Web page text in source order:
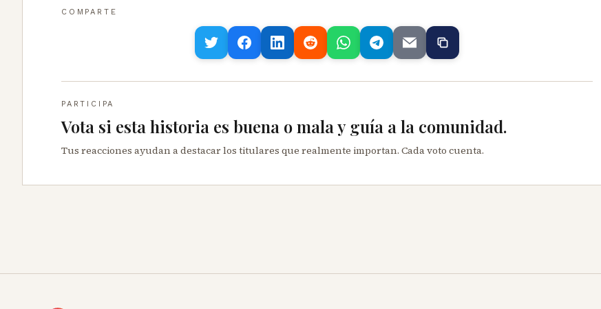
COMPARTE
PARTICIPA
Vota si esta historia es buena o mala y guía a la comunidad.
Tus reacciones ayudan a destacar los titulares que realmente importan. Cada voto cuenta.